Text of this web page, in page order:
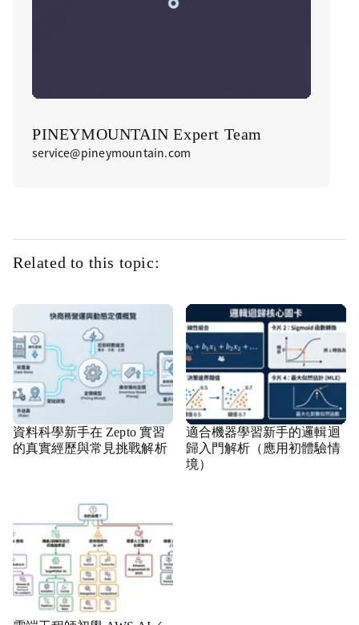
PINEYMOUNTAIN Expert Team
service@pineymountain.com
Related to this topic:
資料科學新手在 Zepto 實習
的真實經歷與常見挑戰解析
適合機器學習新手的邏輯迴
歸入門解析（應用初體驗情
境）